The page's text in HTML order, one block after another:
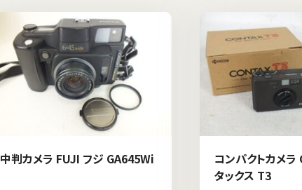
中判カメラ FUJI フジ GA645Wi
コンパクトカメ
タックス T3